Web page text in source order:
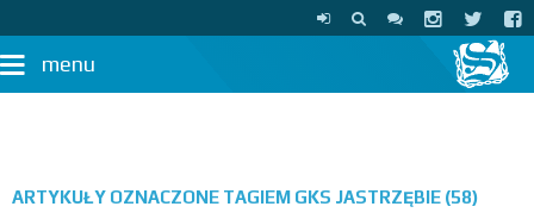
menu
ARTYKUŁY OZNACZONE TAGIEM GKS JASTRZĘBIE (58)